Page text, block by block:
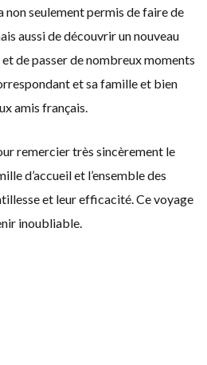
non seulement permis de faire de
aussi de découvrir un nouveau
de passer de nombreux moments
et sa famille et bien
amis français.
remercier très sincèrement le
d’accueil et l’ensemble des
et leur efficacité. Ce voyage
inoubliable.